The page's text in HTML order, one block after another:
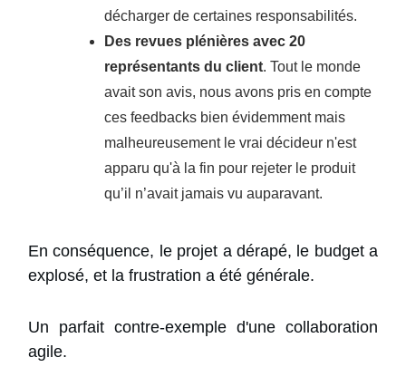
décharger de certaines responsabilités.
Des revues plénières avec 20
représentants du client. Tout le monde
avait son avis, nous avons pris en compte
ces feedbacks bien évidemment mais
malheureusement le vrai décideur n'est
apparu qu'à la fin pour rejeter le produit
qu’il n’avait jamais vu auparavant.
En conséquence, le projet a dérapé, le budget a
explosé, et la frustration a été générale.
Un parfait contre-exemple d'une collaboration
agile.